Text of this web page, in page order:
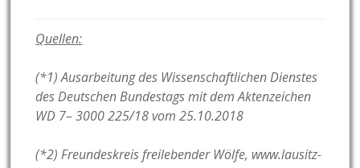
Quellen:
(*1) Ausarbeitung des Wissenschaftlichen Dienstes
des Deutschen Bundestags mit dem Aktenzeichen
WD 7– 3000 225/18 vom 25.10.2018
(*2) Freundeskreis freilebender Wölfe, www.lausitz-